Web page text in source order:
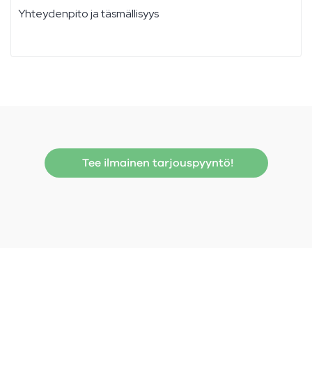
Yhteydenpito ja täsmällisyys
Tee ilmainen tarjouspyyntö!